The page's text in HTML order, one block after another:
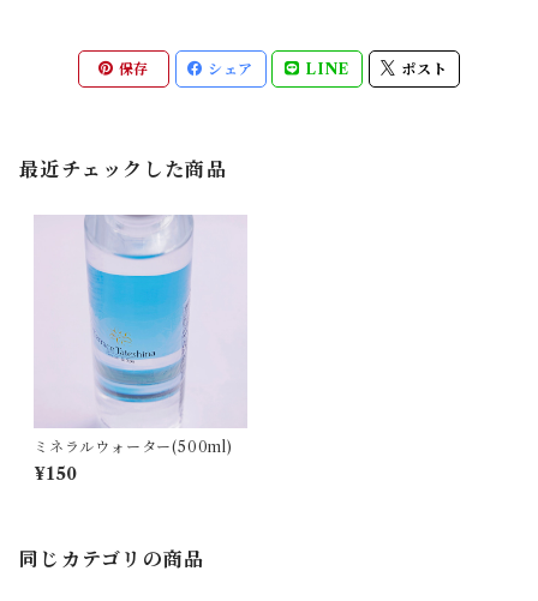
保存 シェア LINE ポスト
最近チェックした商品
ミネラルウォーター(500ml)
¥150
同じカテゴリの商品